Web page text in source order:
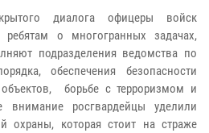
диалога офицеры войск
ребятам о многогранных задачах,
подразделения ведомства по
обеспечения безопасности
борьбе с терроризмом и
внимание росгвардейцы уделили
охраны, которая стоит на страже